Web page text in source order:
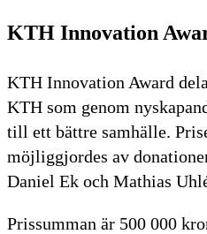
KTH Innovation
KTH Innovation Award
KTH som genom
till ett bättre samhälle.
möjliggjordes av
Daniel Ek och Mathias
Prissumman är 500 000